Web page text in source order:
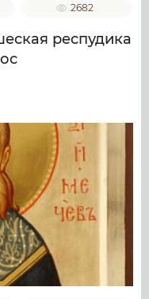
2682
респудика